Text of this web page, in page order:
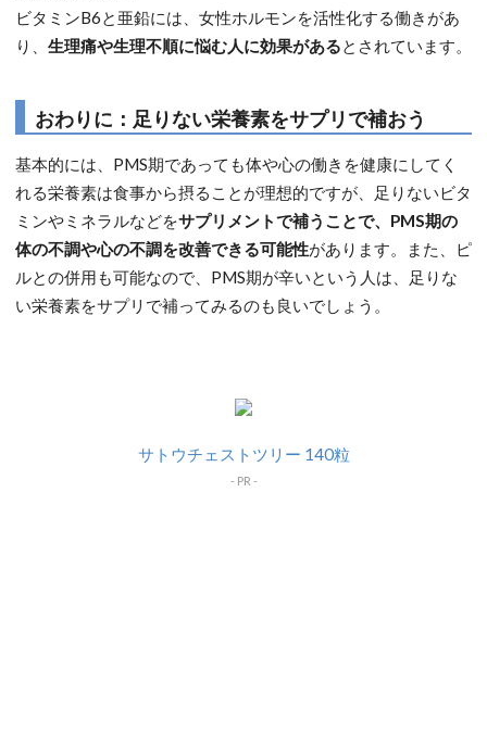
ビタミンB6と亜鉛には、女性ホルモンを活性化する働きがあ
り、 生理痛や生理不順に悩む人に効果があるとされています。
おわりに：足りない栄養素をサプリで補おう
基本的には、PMS期であっても体や心の働きを健康にしてく
れる栄養素は食事から摂ることが理想的ですが、足りないビタ
ミンやミネラルなどをサプリメントで補うことで、PMS期の
体の不調や心の不調を改善できる可能性があります。また、ピ
ルとの併用も可能なので、PMS期が辛いという人は、足りな
い栄養素をサプリで補ってみるのも良いでしょう。
サトウチェストツリー 140粒